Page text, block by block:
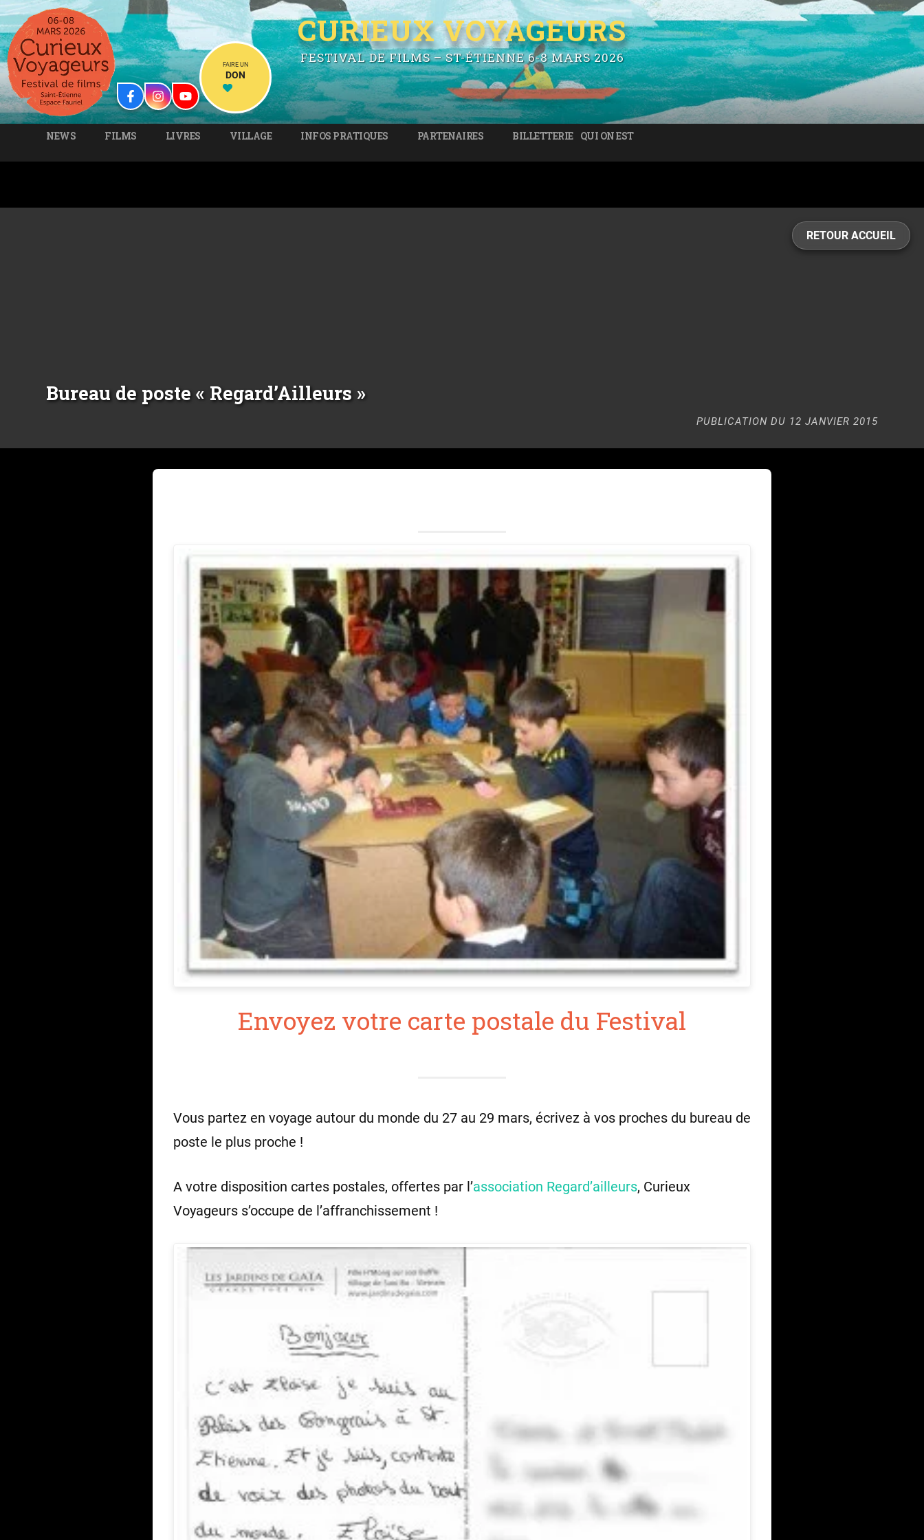
CURIEUX VOYAGEURS
FESTIVAL DE FILMS – ST-ÉTIENNE 6-8 MARS 2026
FAIRE UN
DON
NEWS FILMS LIVRES VILLAGE INFOS PRATIQUES PARTENAIRES BILLETTERIE QUI ON EST
RETOUR ACCUEIL
Bureau de poste « Regard’Ailleurs »
PUBLICATION DU 12 JANVIER 2015
Envoyez votre carte postale du Festival
Vous partez en voyage autour du monde du 27 au 29 mars, écrivez à vos proches du bureau de
poste le plus proche !
A votre disposition cartes postales, offertes par l’as­sociation Regard’ailleurs, Curieux
Voyageurs s’occupe de l’affranchissement !